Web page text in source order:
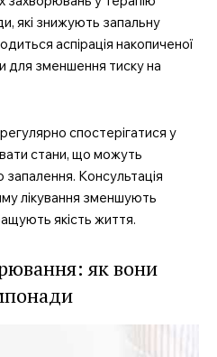
які знижують запальну
аспірація накопиченої
для зменшення тиску на
спостерігатися у
стани, що можуть
Консультація
лікування зменшують
якість життя.
як вони